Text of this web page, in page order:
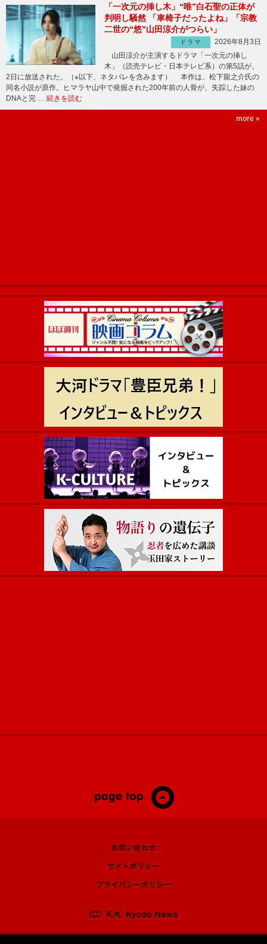
「一次元の挿し木」“唯”白石聖の正体が
判明し騒然 「車椅子だったよね」「宗教
二世の“悠”山田涼介がつらい」
ドラマ
2026年8月3日
山田涼介が主演するドラマ「一次元の挿し
木」（読売テレビ・日本テレビ系）の第5話が、
2日に放送された。（※以下、ネタバレを含みます） 本作は、松下龍之介氏の
同名小説が原作。ヒマラヤ山中で発掘された200年前の人骨が、失踪した妹の
DNAと完 … 続きを読む
more »